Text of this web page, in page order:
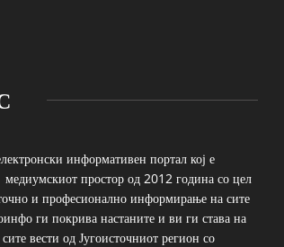
информативен портал кој е
простор од 2012 година со цел
и професионално информирање на сите
ги покрива настаните и ви ги става на
вести од Југоисточниот регион со